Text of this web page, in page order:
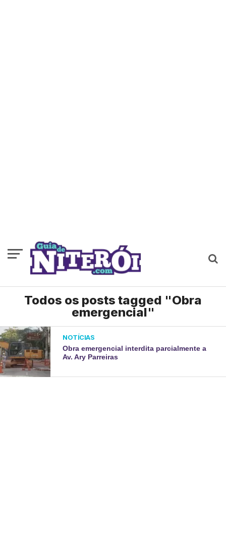
Todos os posts tagged "Obra
emergencial"
NOTÍCIAS
Obra emergencial interdita parcialmente a
Av. Ary Parreiras